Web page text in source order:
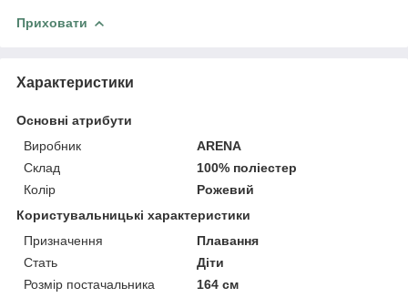
Приховати
Характеристики
Основні атрибути
Виробник
ARENA
Склад
100% поліестер
Колір
Рожевий
Користувальницькі характеристики
Призначення
Плавання
Стать
Діти
Розмір постачальника
164 см